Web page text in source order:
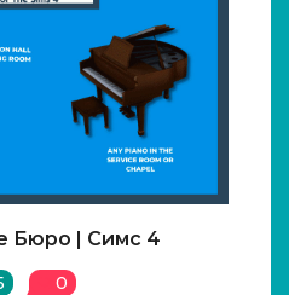
Бюро | Cимс 4
0